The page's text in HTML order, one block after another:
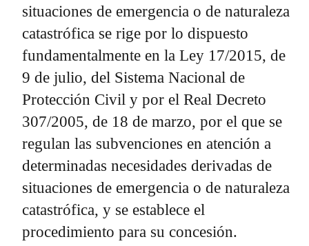
situaciones de emergencia o de naturaleza
catastrófica se rige por lo dispuesto
fundamentalmente en la Ley 17/2015, de
9 de julio, del Sistema Nacional de
Protección Civil y por el Real Decreto
307/2005, de 18 de marzo, por el que se
regulan las subvenciones en atención a
determinadas necesidades derivadas de
situaciones de emergencia o de naturaleza
catastrófica, y se establece el
procedimiento para su concesión.